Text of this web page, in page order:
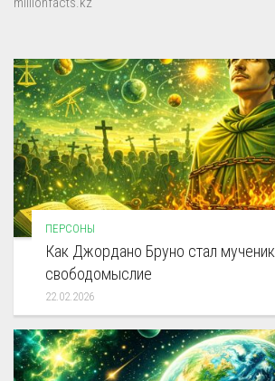
ПЕРСОНЫ
Как Джордано Бруно стал
свободомыслие
22.02.2026